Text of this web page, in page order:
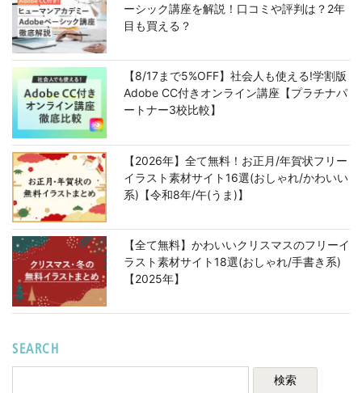
ーシック講座を解説！口コミや評判は？2年
目も買える？
【8/17まで5%OFF】社会人も使える!学割版
Adobe CC付きオンライン講座【プラチナパ
ートナー3校比較】
【2026年】全て無料！お正月/年賀状フリー
イラスト素材サイト16選(おしゃれ/かわいい
系)【令和8年/午(うま)】
【全て無料】かわいいクリスマスのフリーイ
ラスト素材サイト18選(おしゃれ/手書き系)
【2025年】
SEARCH